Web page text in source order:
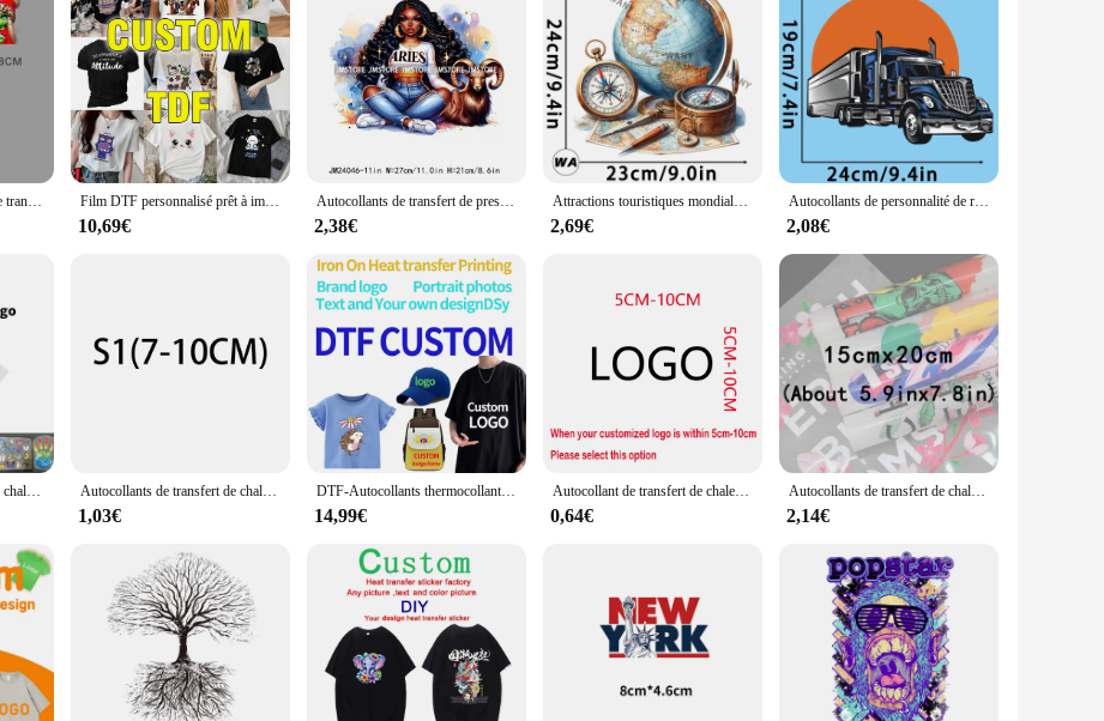
your customers' apparel.
Autocollant imperméable de transfert à chaud pour vêtements, t-shirt à capuche bricolage, repassage de Noël, mode DTF Film DTF personnalisé prêt à imprimer votre image, presse à chaud, transfert de documents, fer sur impression
10,69€
Autocollants de transfert de presse à chaud pour vêtements, fille afro, signes du zodiaque, horoscope, STRATravelling Mystical, femmes noires, fer sur DTF, Hip Hop
2,38€
Attractions touristiques mondiales, patchs thermocollants pour vêtements, transferts DTF, prêt à appuyer, autocollants de transfert de chaleur pour chemises
2,69€
Autocollants de personnalité de rue cool, autocollant thermique DTF, transfert de chaleur, vêtements, accessoires de bricolage, mode, camion, voiture, course, 8 types
2,08€
Autocollants de transfert de chaleur personnalisés pour vêtements, logo de marque ou image, fer sur, Économie lavables bricolage, patch thermique, vinyle coloré DTF Autocollants de transfert de chaleur thermocollants, personnalisés, n'importe quel logo, Économie lavables bricolage, patchs thermiques DTF, vinyle coloré
1,03€
DTF-Autocollants thermocollants personnalisés pour vêtements et chapeaux, transfert de chaleur, texte de logo de marque, images de portrait, pièces de bricolage, patchs, vente en gros
14,99€
Autocollant de transfert de chaleur en vinyle personnalisé bricolage, vêtements, sac ou autres produits, applique DTF, logo photo personnalisé
0,64€
Autocollants de transfert de chaleur personnalisés pour vêtements, t-shirt lavable bricolage, patch thermique, vinyle coloré DTF, conception ou image thermocollante
2,14€